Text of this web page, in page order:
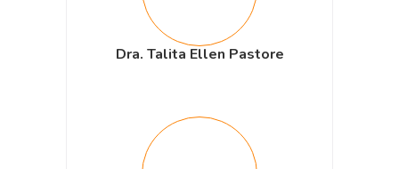
Dra. Talita Ellen Pastore